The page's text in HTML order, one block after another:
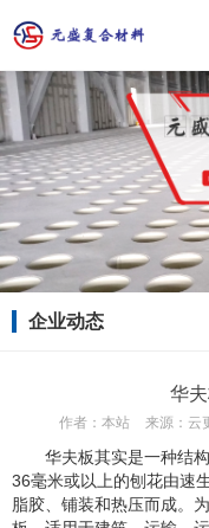
企业动态
华
作者： 本站 来源： 云
华夫板其实是一种结构
36毫米或以上的刨花由速
脂胶、铺装和热压而成。